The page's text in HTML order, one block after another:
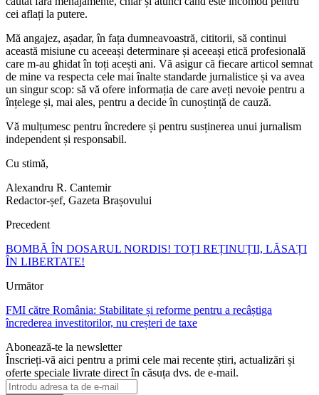
cei aflați la putere.
Mă angajez, așadar, în fața dumneavoastră, cititorii, să continui
această misiune cu aceeași determinare și aceeași etică profesională
care m-au ghidat în toți acești ani. Vă asigur că fiecare articol semnat
de mine va respecta cele mai înalte standarde jurnalistice și va avea
un singur scop: să vă ofere informația de care aveți nevoie pentru a
înțelege și, mai ales, pentru a decide în cunoștință de cauză.
Vă mulțumesc pentru încredere și pentru susținerea unui jurnalism
independent și responsabil.
Cu stimă,
Alexandru R. Cantemir
Redactor-șef, Gazeta Brașovului
Precedent
BOMBĂ ÎN DOSARUL NORDIS! TOȚI REȚINUȚII, LĂSAȚI
ÎN LIBERTATE!
Următor
FMI către România: Stabilitate și reforme pentru a recâștiga
încrederea investitorilor, nu creșteri de taxe
Abonează-te la newsletter
Înscrieți-vă aici pentru a primi cele mai recente știri, actualizări și
oferte speciale livrate direct în căsuța dvs. de e-mail.